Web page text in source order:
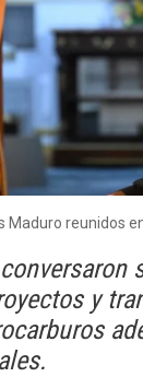
Maduro reunidos
y